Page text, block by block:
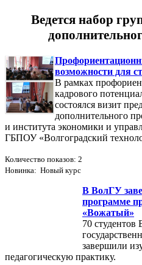
Ведется набор
возможности для
В рамках
кадрового
состоялся визит
дополнительного
и института экономики и
ГБПОУ «Волгоградский
Количество показов: 2
Новинка: Новый курс
В ВолГУ
программе
«Вожатый»
70 студентов
завершили
педагогическую практику.